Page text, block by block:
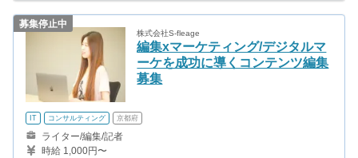
募集停止中
株式会社S-fleage
編集xマーケティング/デジタルマ
ーケを成功に導くコンテンツ編集
募集
IT コンサルティング 京都府
ライター/編集/記者
時給 1,000円〜